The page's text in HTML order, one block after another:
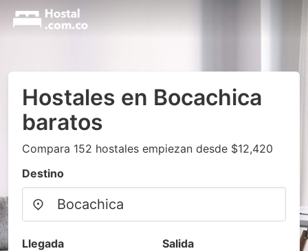
Hostales en Bocachica
baratos
Compara 152 hostales empiezan desde $12,420
Destino
Llegada Salida